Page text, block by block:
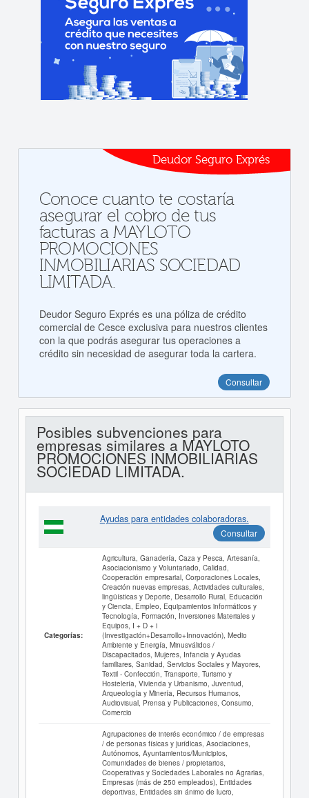
Deudor Seguro Exprés
Conoce cuanto te costaría
asegurar el cobro de tus
facturas a MAYLOTO
PROMOCIONES
INMOBILIARIAS SOCIEDAD
LIMITADA.
Deudor Seguro Exprés es una póliza de crédito
comercial de Cesce exclusiva para nuestros clientes
con la que podrás asegurar tus operaciones a
crédito sin necesidad de asegurar toda la cartera.
Consultar
Posibles subvenciones para
empresas similares a MAYLOTO
PROMOCIONES INMOBILIARIAS
SOCIEDAD LIMITADA.
Ayudas para entidades colaboradoras.
Consultar
Categorías:
Agricultura, Ganadería, Caza y Pesca, Artesanía,
Asociacionismo y Voluntariado, Calidad,
Cooperación empresarial, Corporaciones Locales,
Creación nuevas empresas, Actividades culturales,
lingüísticas y Deporte, Desarrollo Rural, Educación
y Ciencia, Empleo, Equipamientos informáticos y
Tecnología, Formación, Inversiones Materiales y
Equipos, I + D + i
(Investigación+Desarrollo+Innovación), Medio
Ambiente y Energía, Minusválidos /
Discapacitados, Mujeres, Infancia y Ayudas
familiares, Sanidad, Servicios Sociales y Mayores,
Textil - Confección, Transporte, Turismo y
Hostelería, Vivienda y Urbanismo, Juventud,
Arqueología y Minería, Recursos Humanos,
Audiovisual, Prensa y Publicaciones, Consumo,
Comercio
Agrupaciones de interés económico / de empresas
/ de personas físicas y jurídicas, Asociaciones,
Autónomos, Ayuntamientos/Municipios,
Comunidades de bienes / propietarios,
Cooperativas y Sociedades Laborales no Agrarias,
Empresas (más de 250 empleados), Entidades
deportivas, Entidades sin ánimo de lucro,